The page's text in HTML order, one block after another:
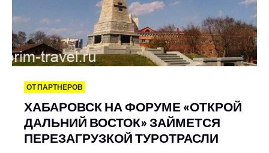
ОТ ПАРТНЕРОВ
ХАБАРОВСК НА ФОРУМЕ «ОТКРОЙ
ДАЛЬНИЙ ВОСТОК» ЗАЙМЕТСЯ
ПЕРЕЗАГРУЗКОЙ ТУРОТРАСЛИ